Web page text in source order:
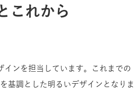
これから
ンを担当しています。これまでの
基調とした明るいデザインとなりま